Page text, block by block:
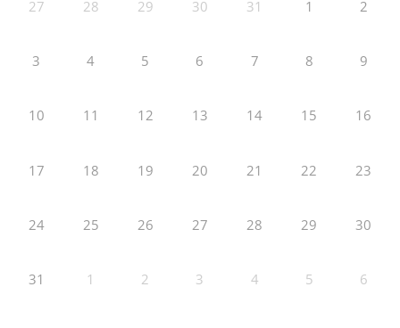
27 28 29 30 31 1 2
3 4 5 6 7 8 9
10 11 12 13 14 15 16
17 18 19 20 21 22 23
24 25 26 27 28 29 30
31 1 2 3 4 5 6